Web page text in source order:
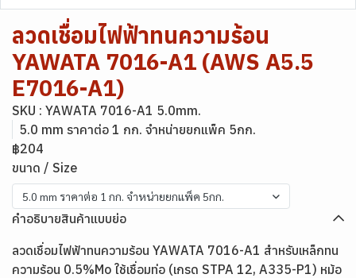
ลวดเชื่อมไฟฟ้าทนความร้อน
YAWATA 7016-A1 (AWS A5.5
E7016-A1)
SKU : YAWATA 7016-A1 5.0mm.
5.0 mm ราคาต่อ 1 กก. จำหน่ายยกแพ็ค 5กก.
฿204
ขนาด / Size
5.0 mm ราคาต่อ 1 กก. จำหน่ายยกแพ็ค 5กก.
คำอธิบายสินค้าแบบย่อ
ลวดเชื่อมไฟฟ้าทนความร้อน YAWATA 7016-A1 สำหรับเหล็กทน
ความร้อน 0.5%Mo ใช้เชื่อมท่อ (เกรด STPA 12, A335-P1) หม้อ